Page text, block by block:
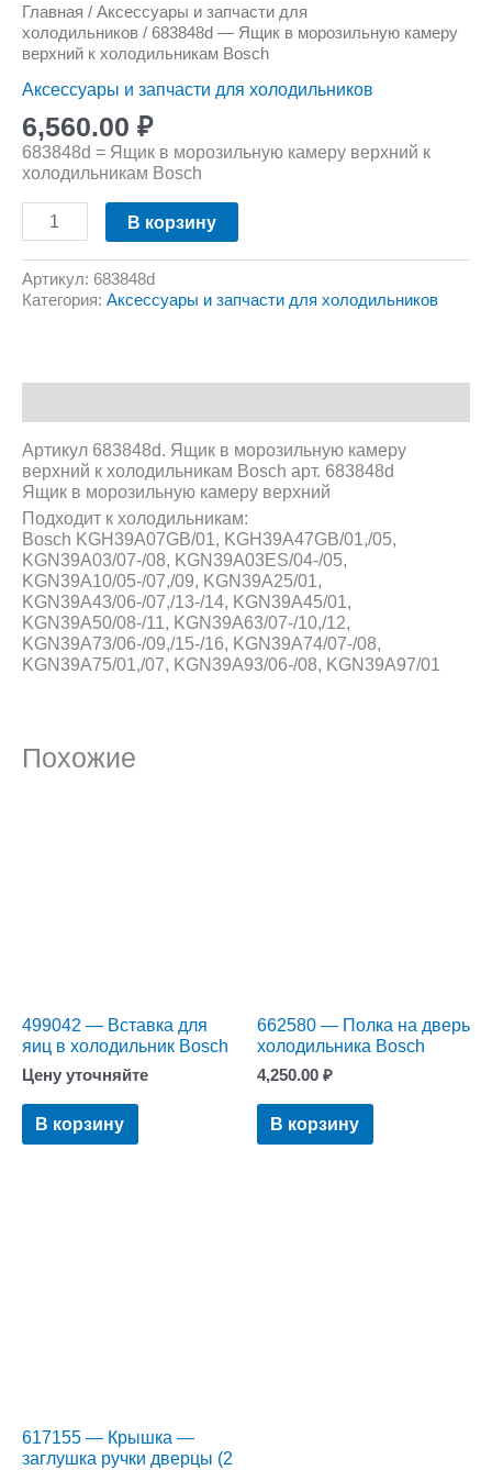
Главная / Аксессуары и запчасти для
холодильников / 683848d — Ящик в морозильную камеру
верхний к холодильникам Bosch
Аксессуары и запчасти для холодильников
6,560.00 ₽
683848d = Ящик в морозильную камеру верхний к
холодильникам Bosch
В корзину
Артикул: 683848d
Категория: Аксессуары и запчасти для холодильников
Артикул 683848d. Ящик в морозильную камеру
верхний к холодильникам Bosch арт. 683848d
Ящик в морозильную камеру верхний
Подходит к холодильникам:
Bosch KGH39A07GB/01, KGH39A47GB/01,/05,
KGN39A03/07-/08, KGN39A03ES/04-/05,
KGN39A10/05-/07,/09, KGN39A25/01,
KGN39A43/06-/07,/13-/14, KGN39A45/01,
KGN39A50/08-/11, KGN39A63/07-/10,/12,
KGN39A73/06-/09,/15-/16, KGN39A74/07-/08,
KGN39A75/01,/07, KGN39A93/06-/08, KGN39A97/01
Похожие
499042 — Вставка для
яиц в холодильник Bosch
Цену уточняйте
В корзину
662580 — Полка на дверь
холодильника Bosch
4,250.00 ₽
В корзину
617155 — Крышка —
заглушка ручки дверцы (2